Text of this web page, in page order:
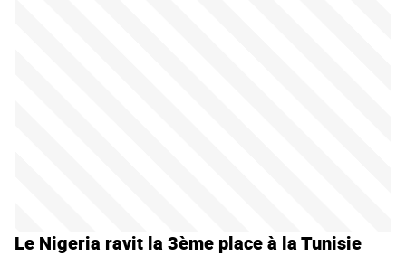
Le Nigeria ravit la 3ème place à la Tunisie